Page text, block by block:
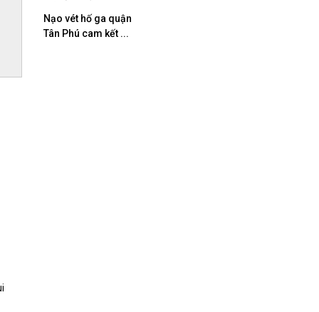
Nạo vét hố ga quận
Tân Phú cam kết ...